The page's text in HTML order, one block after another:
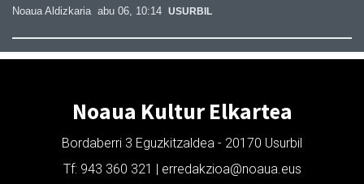
Noaua Aldizkaria abu 06, 10:14 USURBIL
Noaua Kultur Elkartea
Bordaberri 3 Eguzkitzaldea - 20170 Usurbil
Tf: 943 360 321 | erredakzioa@noaua.eus